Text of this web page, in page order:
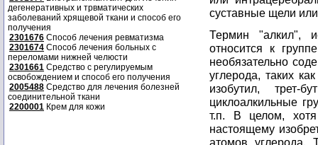
дегенеративных и трвматических
заболеваний хрящевой ткани и способ его
получения
2301676 Способ лечения ревматизма
2301674 Способ лечения больных с
переломами нижней челюсти
2301661 Средство с регулируемым
освобождением и способ его получения
2005488 Средство для лечения болезней
соединительной ткани
2200001 Крем для кожи
суставные щели
Термин "алкил",
относится к
необязательно
углерода, таких
изобутил,
циклоалкильные
т.п. В целом,
настоящему
атомов углерода.